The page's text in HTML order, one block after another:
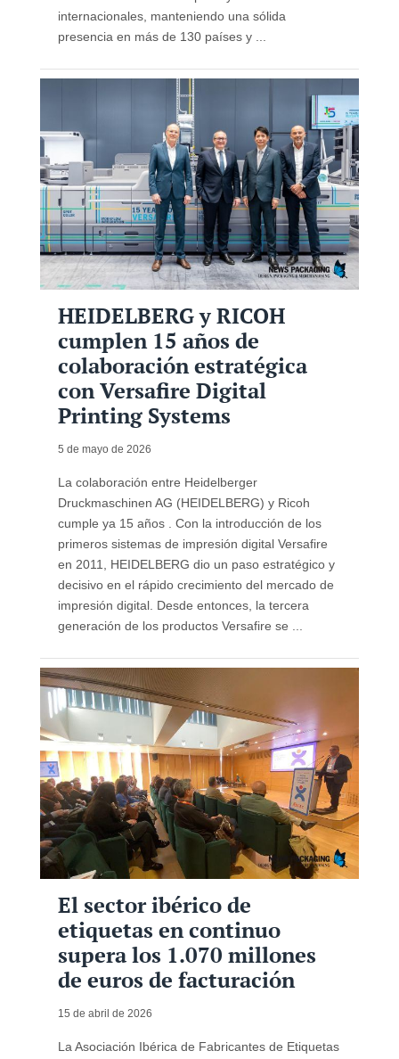
internacionales, manteniendo una sólida
presencia en más de 130 países y ...
HEIDELBERG y RICOH
cumplen 15 años de
colaboración estratégica
con Versafire Digital
Printing Systems
5 de mayo de 2026
La colaboración entre Heidelberger
Druckmaschinen AG (HEIDELBERG) y Ricoh
cumple ya 15 años . Con la introducción de los
primeros sistemas de impresión digital Versafire
en 2011, HEIDELBERG dio un paso estratégico y
decisivo en el rápido crecimiento del mercado de
impresión digital. Desde entonces, la tercera
generación de los productos Versafire se ...
El sector ibérico de
etiquetas en continuo
supera los 1.070 millones
de euros de facturación
15 de abril de 2026
La Asociación Ibérica de Fabricantes de Etiquetas